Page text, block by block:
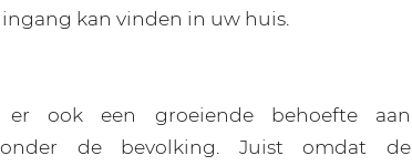
kan vinden in uw huis.
er ook een groeiende behoefte aan
de bevolking. Juist omdat de